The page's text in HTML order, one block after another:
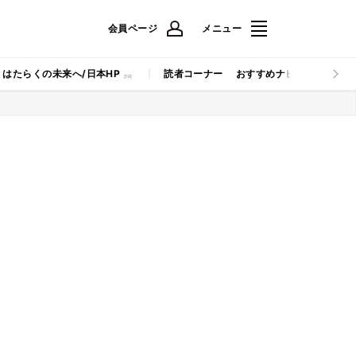
会員ページ メニュー
はたらくの未来へ/日本HP 読者コーナー おすすめナビ マイナビ